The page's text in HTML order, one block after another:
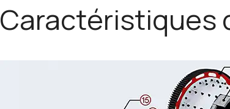
Caractéristiques